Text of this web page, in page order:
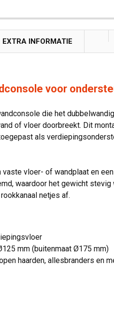
EXTRA INFORMATIE
voor
die het
of vloer doorbreekt. Dit
als
vloer- of wandplaat en
waardoor het gewicht
netjes af.
mm (buitenmaat Ø175 mm)
haarden, allesbranders en